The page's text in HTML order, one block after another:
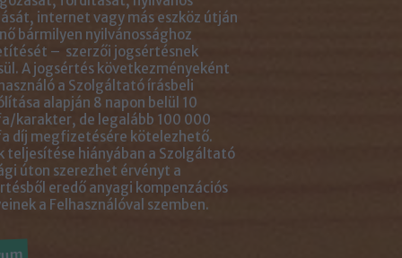
internet vagy más eszköz útján
bármilyen nyilvánossághoz
– szerzői jogsértésnek
A jogsértés következményeként
a Szolgáltató írásbeli
alapján 8 napon belül 10
karakter, de legalább 100 000
díj megfizetésére kötelezhető.
teljesítése hiányában a Szolgáltató
úton szerezhet érvényt a
eredő anyagi kompenzációs
a Felhasználóval szemben.